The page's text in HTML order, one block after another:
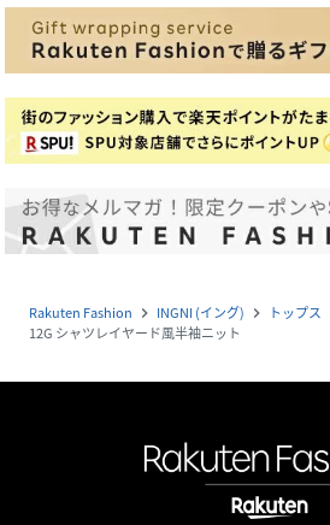
Rakuten Fashion navigate_next INGNI (イング) navigate_next トップス
12G シャツレイヤード風半袖ニット